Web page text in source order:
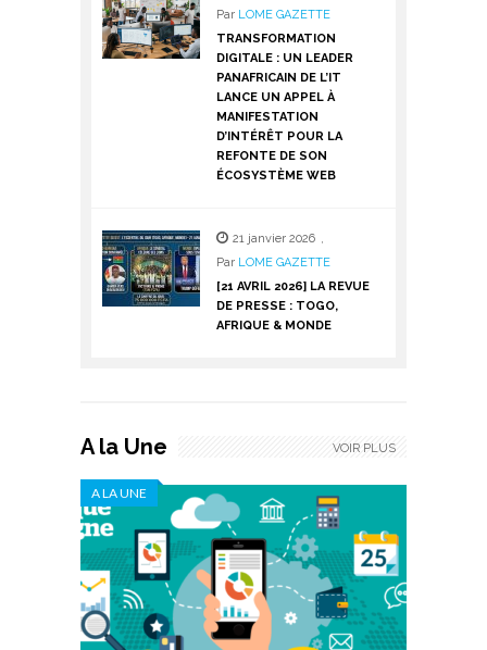
Par LOME GAZETTE
TRANSFORMATION
DIGITALE : UN LEADER
PANAFRICAIN DE L’IT
LANCE UN APPEL À
MANIFESTATION
D’INTÉRÊT POUR LA
REFONTE DE SON
ÉCOSYSTÈME WEB
21 janvier 2026 ,
Par LOME GAZETTE
[21 AVRIL 2026] LA REVUE
DE PRESSE : TOGO,
AFRIQUE & MONDE
A la Une
A LA UNE
VOIR PLUS